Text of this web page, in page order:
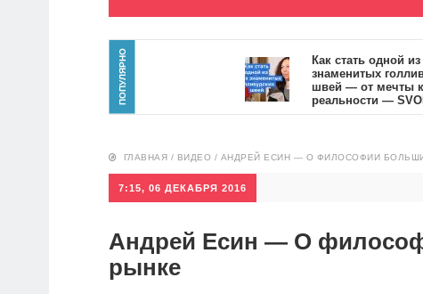
ПОПУЛЯРНО
Как стать одной из
знаменитых
швей — от мечты к
реальности — SVOI.us
10554
ГЛАВНАЯ / ВИДЕО / АНДРЕЙ ЕСИН — О ФИЛОСОФИИ
7:15, 06 ДЕКАБРЯ 2016
Андрей Есин — О
рынке